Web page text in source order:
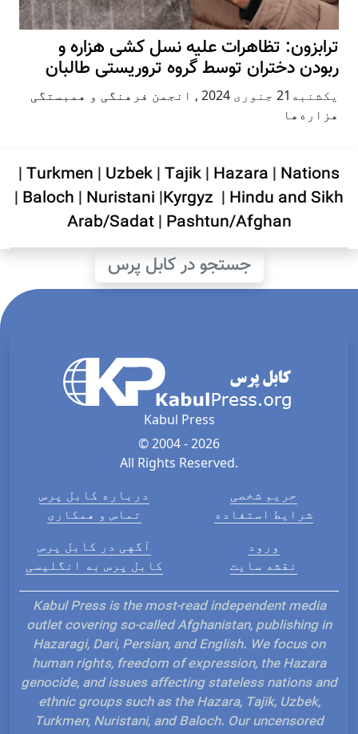
ترابزون: تظاهرات علیه نسل کشی هزاره و
ربودن دختران توسط گروه تروریستی طالبان
يكشنبه21 جنوری 2024 , انجمن فرهنگی و همبستگی
هزاره‌ها
Nations
|
Hazara
|
Tajik
|
Uzbek
|
Turkmen
|
Hindu and Sikh
|
Kyrgyz
|
Nuristani
|
Baloch
|
Pashtun/Afghan
|
Arab/Sadat
جستجو در کابل پرس
Kabul Press
© 2004 - 2026
All Rights Reserved.
درباره کابل پرس
تماس و همکاری
حریم شخصی
شرایط استفاده
آگهی در کابل پرس
کابل پرس به انگلیسی
ورود
نقشه سایت
Kabul Press is the most-read independent media
outlet covering so-called Afghanistan, publishing in
Hazaragi, Dari, Persian, and English. We focus on
human rights, freedom of expression, the Hazara
genocide, and issues affecting stateless nations and
ethnic groups such as the Hazara, Tajik, Uzbek,
Turkmen, Nuristani, and Baloch. Our uncensored